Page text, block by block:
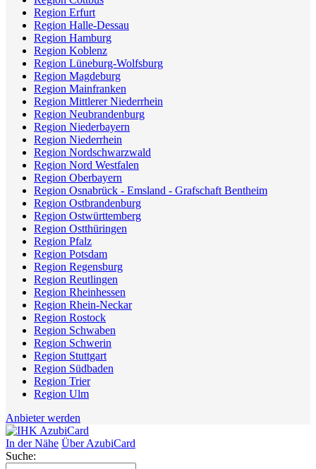
Region Erfurt
Region Halle-Dessau
Region Hamburg
Region Koblenz
Region Lüneburg-Wolfsburg
Region Magdeburg
Region Mainfranken
Region Mittlerer Niederrhein
Region Neubrandenburg
Region Niederbayern
Region Niederrhein
Region Nordschwarzwald
Region Nord Westfalen
Region Oberbayern
Region Osnabrück - Emsland - Grafschaft Bentheim
Region Ostbrandenburg
Region Ostwürttemberg
Region Ostthüringen
Region Pfalz
Region Potsdam
Region Regensburg
Region Reutlingen
Region Rheinhessen
Region Rhein-Neckar
Region Rostock
Region Schwaben
Region Schwerin
Region Stuttgart
Region Südbaden
Region Trier
Region Ulm
Anbieter werden
In der Nähe Über AzubiCard
Suche: